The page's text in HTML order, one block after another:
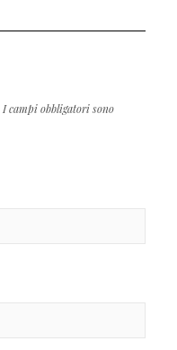
I campi obbligatori sono